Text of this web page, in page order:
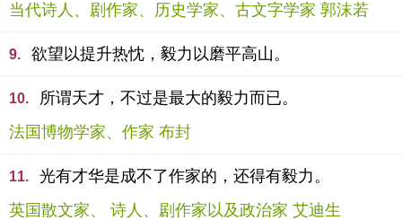
当代诗人、剧作家、历史学家、古文字学家 郭沫若
9. 欲望以提升热忱，毅力以磨平高山。
10.
所谓天才，不过是最大的毅力而已。
法国博物学家、作家 布封
11.
光有才华是成不了作家的，还得有毅力。
英国散文家、 诗人、剧作家以及政治家 艾迪生